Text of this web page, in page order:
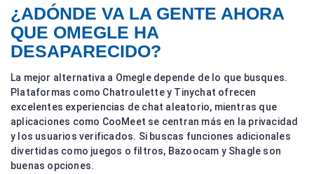
¿ADÓNDE VA LA GENTE AHORA
QUE OMEGLE HA
DESAPARECIDO?
La mejor alternativa a Omegle depende de lo que busques.
Plataformas como Chatroulette y Tinychat ofrecen
excelentes experiencias de chat aleatorio, mientras que
aplicaciones como CooMeet se centran más en la privacidad
y los usuarios verificados. Si buscas funciones adicionales
divertidas como juegos o filtros, Bazoocam y Shagle son
buenas opciones.